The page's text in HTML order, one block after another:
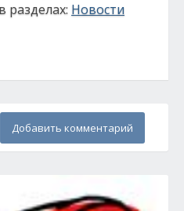
разделах: Новости
Добавить комментарий